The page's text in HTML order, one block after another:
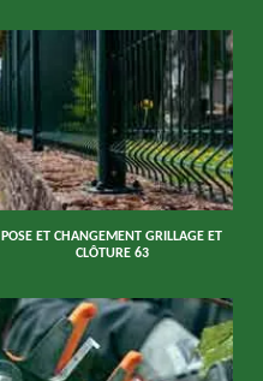
POSE ET CHANGEMENT GRILLAGE ET
CLÔTURE 63